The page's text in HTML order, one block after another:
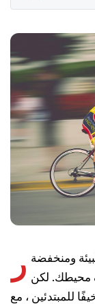
ر ومنخفضة
محيطك. لكن
للمبتدئين ، مع